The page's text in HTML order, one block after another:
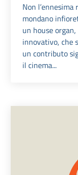
Non
mondano
un house
innovativo, che
un contributo
il cinema...